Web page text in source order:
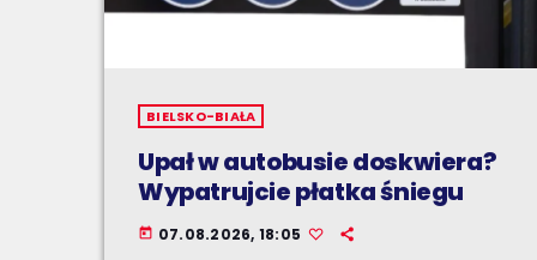
BIELSKO-BIAŁA
Upał w autobusie doskwiera?
Wypatrujcie płatka śniegu
today 07.08.2026, 18:05